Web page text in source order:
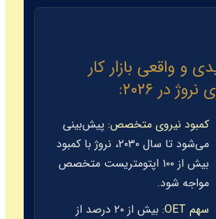
و واقعی بازار کار
در ۲۰۲۶:
کمبود نیروی متخصص:پیش‌بینی
می‌شود تا سال ۲۰۳۰، نروژ با کمبود
بیش از ۱۰۰ اپتومتریست متخصص
مواجه شود.
سهم OET:
بیش از ۲۰ درصد از